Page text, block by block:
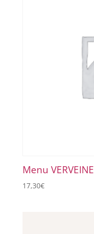
Menu VERVEINE
17,30€